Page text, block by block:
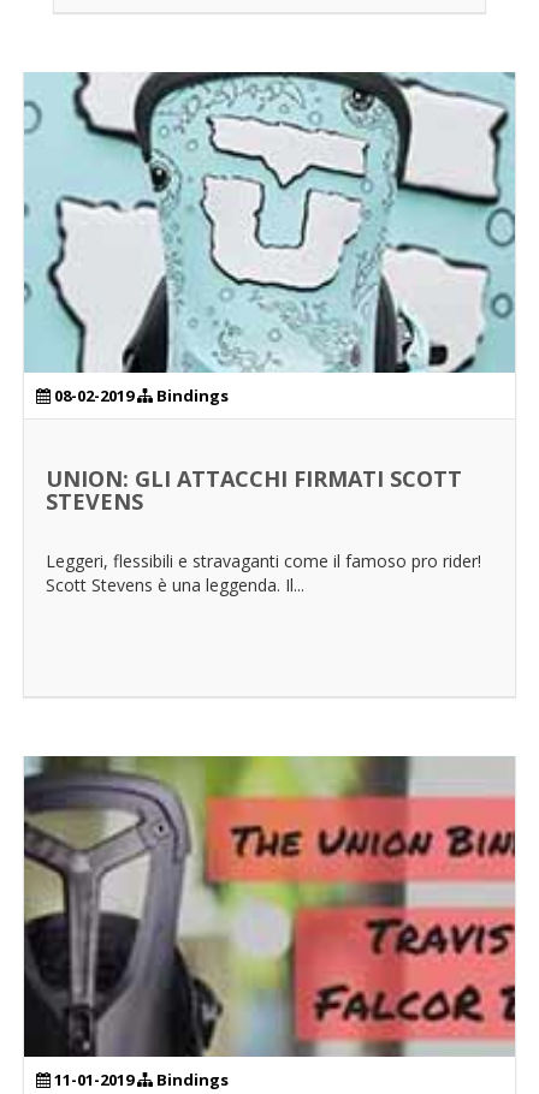
08-02-2019 Bindings
UNION: GLI ATTACCHI FIRMATI SCOTT
STEVENS
Leggeri, flessibili e stravaganti come il famoso pro rider!
Scott Stevens è una leggenda. Il...
11-01-2019 Bindings